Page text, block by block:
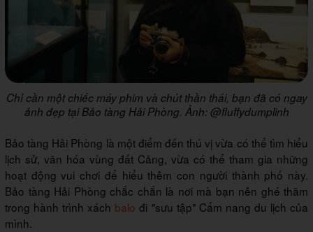
Chỉ cần một chiếc máy phim và chút thần thái, bạn đã có ngay
ảnh đẹp tại Bảo tàng Hải Phòng. Ảnh: @fluffydumplinh
Bảo tàng Hải Phòng là một điểm đến thú vị vừa có thể tìm hiểu
lịch sử, văn hóa vùng đất Cảng, vừa có thể tham gia những
hoạt động vui chơi để hiểu thêm con người thành phố này.
Bảo tàng Hải Phòng chắc chắn là nơi mà bạn nên ghé thăm
trong hành trình xách balo đi "sưu tập" Cẩm nang du lịch của
mình.